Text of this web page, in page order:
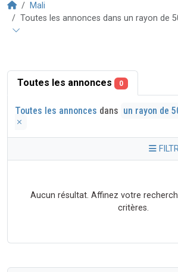
Mali
Toutes les annonces dans un rayon de
Toutes les annonces 0
Toutes les annonces dans un rayon de
Aucun résultat. Affinez votre
critères.